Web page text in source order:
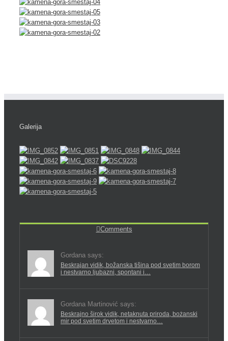
Galerija
Comments
Gordana says:
Beskrajan vidik, božanska tišina pod svetim borom
i nestvarno ljubazni, spontani i…
Gordana Martinović says:
Beskrajno širok vidik, netaknuta priroda, bożanski
mir pod svetim drvetom i nestvarno…